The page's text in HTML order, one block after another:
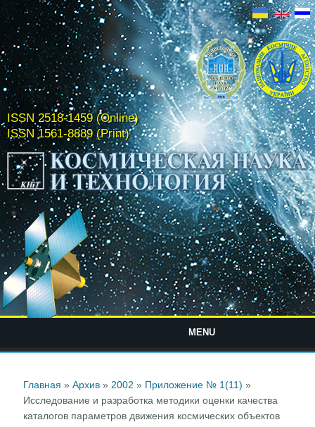
ISSN 2518-1459 (Online)
ISSN 1561-8889 (Print)
MENU
Главная »Архив » 2002 » Приложение № 1(11) »
Исследование и разработка методики оценки качества
каталогов параметров движения космических объектов